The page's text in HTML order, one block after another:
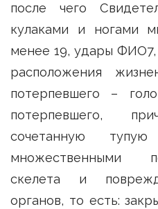
после чего
кулаками и ногами
менее 19, удары ФИО7,
расположения
потерпевшего –
потерпевшего,
сочетанную
множественными
скелета и
органов, то есть: